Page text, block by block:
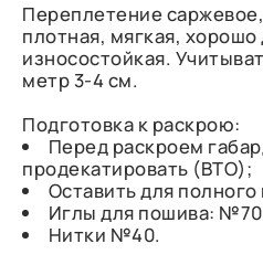
Переплетение
плотная, мягкая,
износостойкая.
метр 3-4 см.
Подготовка к раскрою:
Перед раскроем
продекатировать (ВТО);
Оставить для
Иглы для пошива:
Нитки №40.